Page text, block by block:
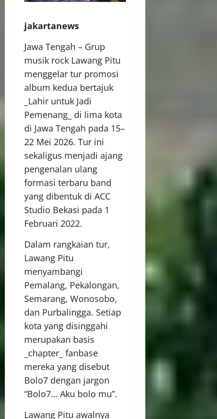
jakartanews
Jawa Tengah – Grup
musik rock Lawang Pitu
menggelar tur promosi
album kedua bertajuk
_Lahir untuk Jadi
Pemenang_ di lima kota
di Jawa Tengah pada 15–
22 Mei 2026. Tur ini
sekaligus menjadi ajang
pengenalan ulang
formasi terbaru band
yang dibentuk di ACC
Studio Bekasi pada 1
Februari 2022.
Dalam rangkaian tur,
Lawang Pitu
menyambangi
Pemalang, Pekalongan,
Semarang, Wonosobo,
dan Purbalingga. Setiap
kota yang disinggahi
merupakan basis
_chapter_ fanbase
mereka yang disebut
Bolo7 dengan jargon
“Bolo7… Aku bolo mu”.
Lawang Pitu awalnya